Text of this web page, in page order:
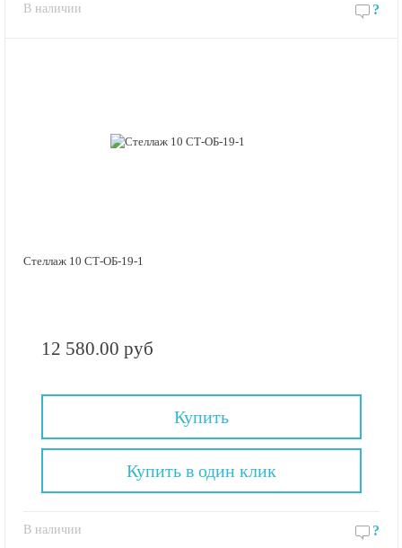
В наличии ?
Стеллаж 10 СТ-ОБ-19-1
12 580.00 руб
Купить
В наличии ?
Купить в один клик